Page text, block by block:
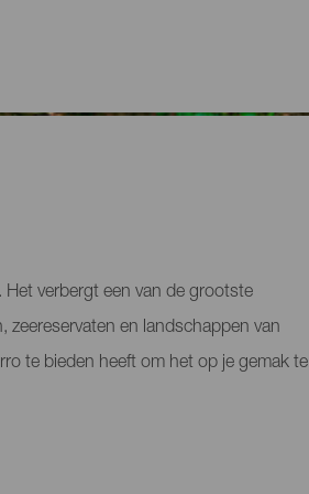
verbergt een van de grootste
en landschappen van
te bieden heeft om het op je gemak te